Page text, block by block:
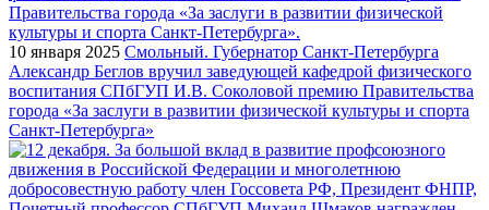
10 января 2025 Смольный. Губернатор Санкт-Петербурга
Александр Беглов вручил заведующей кафедрой физического
воспитания СПбГУП И.В. Соколовой премию Правительства
города «За заслуги в развитии физической культуры и спорта
Санкт-Петербурга»